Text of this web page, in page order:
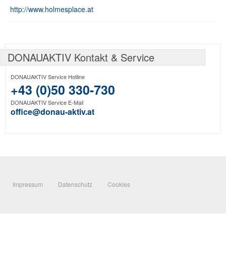
http://www.holmesplace.at
DONAUAKTIV Kontakt & Service
DONAUAKTIV Service Hotline
+43 (0)50 330-730
DONAUAKTIV Service E-Mail
office@donau-aktiv.at
Impressum Datenschutz Cookies